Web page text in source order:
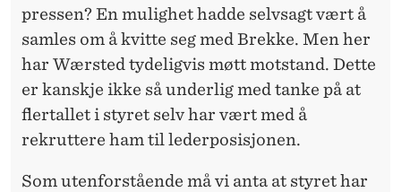
pressen? En mulighet hadde selvsagt vært å
samles om å kvitte seg med Brekke. Men her
har Wærsted tydeligvis møtt motstand. Dette
er kanskje ikke så underlig med tanke på at
flertallet i styret selv har vært med å
rekruttere ham til lederposisjonen.
Som utenforstående må vi anta at styret har